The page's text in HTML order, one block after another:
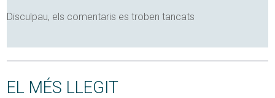
Disculpau, els comentaris es troben tancats
EL MÉS LLEGIT